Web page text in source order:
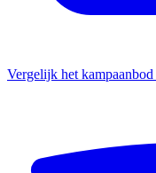
Vergelijk het